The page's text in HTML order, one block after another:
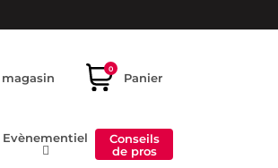
0
Panier
Evènementiel
Conseils
de pros